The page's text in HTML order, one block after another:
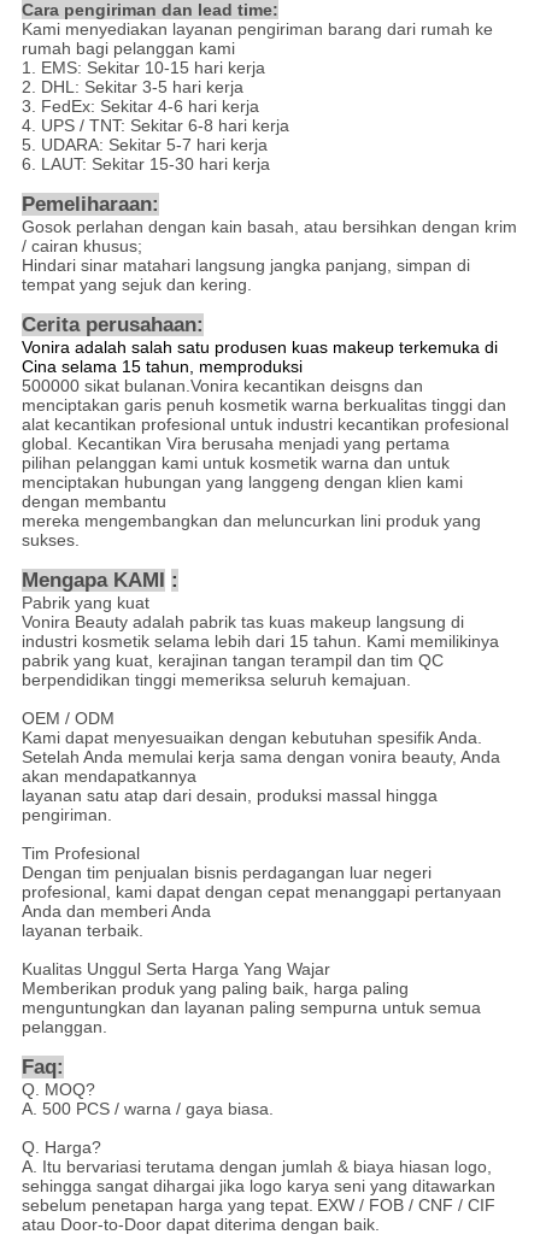
Cara pengiriman dan lead time:
Kami menyediakan layanan pengiriman barang dari rumah ke
rumah bagi pelanggan kami
1. EMS: Sekitar 10-15 hari kerja
2. DHL: Sekitar 3-5 hari kerja
3. FedEx: Sekitar 4-6 hari kerja
4. UPS / TNT: Sekitar 6-8 hari kerja
5. UDARA: Sekitar 5-7 hari kerja
6. LAUT: Sekitar 15-30 hari kerja
Pemeliharaan:
Gosok perlahan dengan kain basah, atau bersihkan dengan krim
/ cairan khusus;
Hindari sinar matahari langsung jangka panjang, simpan di
tempat yang sejuk dan kering.
Cerita perusahaan:
Vonira adalah salah satu produsen kuas makeup terkemuka di
Cina selama 15 tahun, memproduksi
500000 sikat bulanan.Vonira kecantikan deisgns dan
menciptakan garis penuh kosmetik warna berkualitas tinggi dan
alat kecantikan profesional untuk industri kecantikan profesional
global. Kecantikan Vira berusaha menjadi yang pertama
pilihan pelanggan kami untuk kosmetik warna dan untuk
menciptakan hubungan yang langgeng dengan klien kami
dengan membantu
mereka mengembangkan dan meluncurkan lini produk yang
sukses.
Mengapa KAMI :
Pabrik yang kuat
Vonira Beauty adalah pabrik tas kuas makeup langsung di
industri kosmetik selama lebih dari 15 tahun. Kami memilikinya
pabrik yang kuat, kerajinan tangan terampil dan tim QC
berpendidikan tinggi memeriksa seluruh kemajuan.
OEM / ODM
Kami dapat menyesuaikan dengan kebutuhan spesifik Anda.
Setelah Anda memulai kerja sama dengan vonira beauty, Anda
akan mendapatkannya
layanan satu atap dari desain, produksi massal hingga
pengiriman.
Tim Profesional
Dengan tim penjualan bisnis perdagangan luar negeri
profesional, kami dapat dengan cepat menanggapi pertanyaan
Anda dan memberi Anda
layanan terbaik.
Kualitas Unggul Serta Harga Yang Wajar
Memberikan produk yang paling baik, harga paling
menguntungkan dan layanan paling sempurna untuk semua
pelanggan.
Faq:
Q. MOQ?
A. 500 PCS / warna / gaya biasa.
Q. Harga?
A. Itu bervariasi terutama dengan jumlah & biaya hiasan logo,
sehingga sangat dihargai jika logo karya seni yang ditawarkan
sebelum penetapan harga yang tepat. EXW / FOB / CNF / CIF
atau Door-to-Door dapat diterima dengan baik.